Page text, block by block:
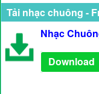
Tải nhạc chuông -
Nhạc
Download